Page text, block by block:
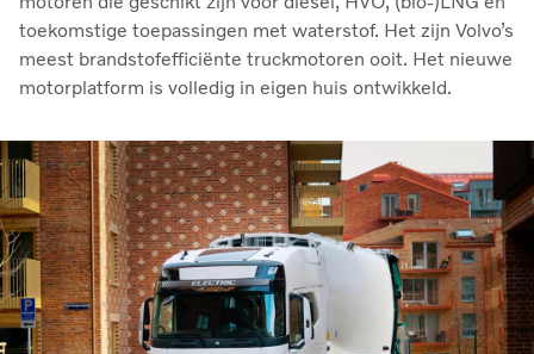
toekomstige toepassingen met waterstof. Het zijn Volvo’s
meest brandstofefficiënte truckmotoren ooit. Het nieuwe
motorplatform is volledig in eigen huis ontwikkeld.